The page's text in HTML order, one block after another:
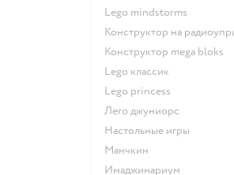
Lego mindstorms
Конструктор на
Конструктор mega bloks
Lego классик
Lego princess
Лего джуниорс
Настольные игры
Манчкин
Имаджинариум